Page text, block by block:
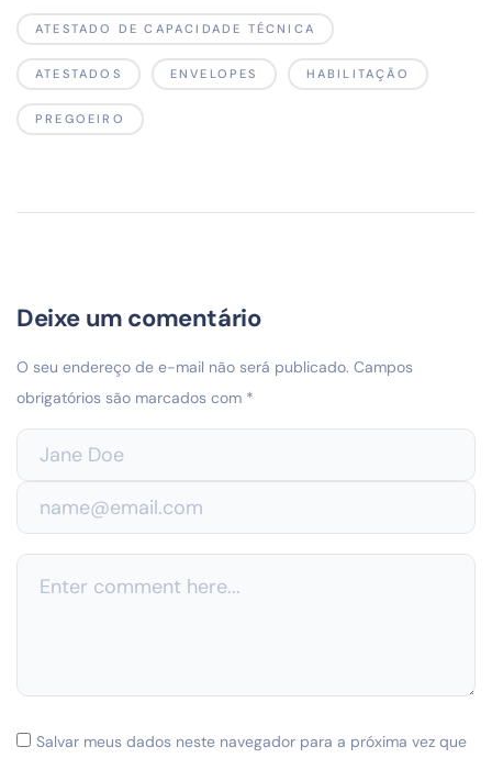
ATESTADO DE CAPACIDADE TÉCNICA
ATESTADOS ENVELOPES HABILITAÇÃO
PREGOEIRO
Deixe um comentário
O seu endereço de e-mail não será publicado. Campos
obrigatórios são marcados com *
Salvar meus dados neste navegador para a próxima vez que